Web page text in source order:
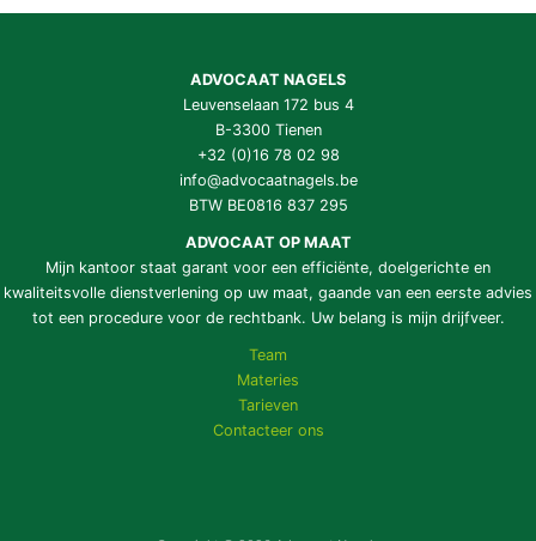
ADVOCAAT NAGELS
Leuvenselaan 172 bus 4
B-3300 Tienen
+32 (0)16 78 02 98
info@advocaatnagels.be
BTW BE0816 837 295
ADVOCAAT OP MAAT
Mijn kantoor staat garant voor een efficiënte, doelgerichte en
kwaliteitsvolle dienstverlening op uw maat, gaande van een eerste advies
tot een procedure voor de rechtbank. Uw belang is mijn drijfveer.
Team
Materies
Tarieven
Contacteer ons